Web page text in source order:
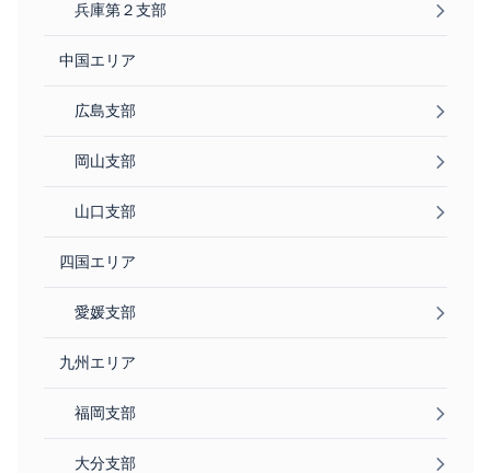
兵庫第２支部
中国エリア
広島支部
岡山支部
山口支部
四国エリア
愛媛支部
九州エリア
福岡支部
大分支部